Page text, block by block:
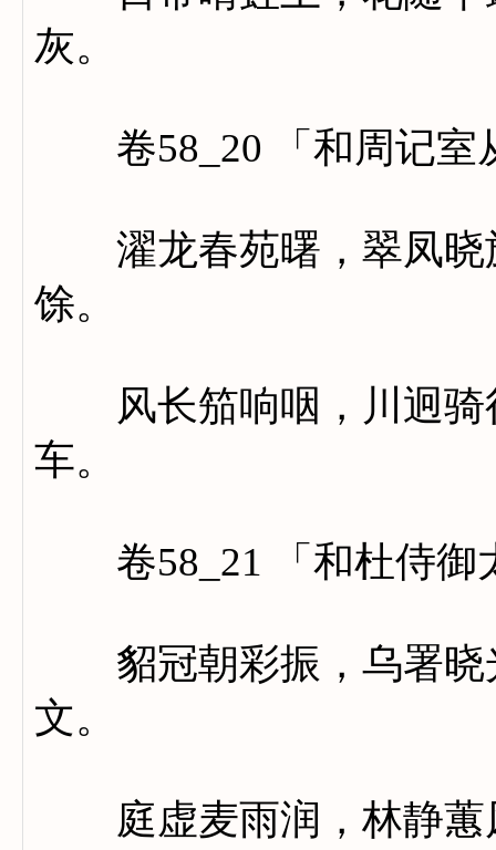
灰。
卷58_20 「和周记室
濯龙春苑曙，翠凤晓
馀。
风长笳响咽，川迥骑
车。
卷58_21 「和杜侍御
貂冠朝彩振，乌署晓
文。
庭虚麦雨润，林静蕙